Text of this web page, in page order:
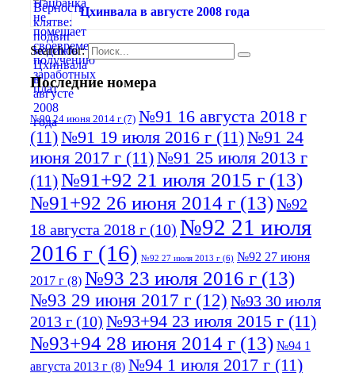
Цхинвала в августе 2008 года
Search for:
Последние номера
№90 24 июня 2014 г (7) №91 16 августа 2018 г
(11)№91 19 июля 2016 г (11)№91 24
июня 2017 г (11)№91 25 июля 2013 г
(11)№91+92 21 июля 2015 г (13)
№91+92 26 июня 2014 г (13)№92
18 августа 2018 г (10) №92 21 июля
2016 г (16) №92 27 июля 2013 г (6) №92 27 июня
2017 г (8) №93 23 июля 2016 г (13)
№93 29 июня 2017 г (12) №93 30 июля
2013 г (10) №93+94 23 июля 2015 г (11)
№93+94 28 июня 2014 г (13) №94 1
августа 2013 г (8) №94 1 июля 2017 г (11)